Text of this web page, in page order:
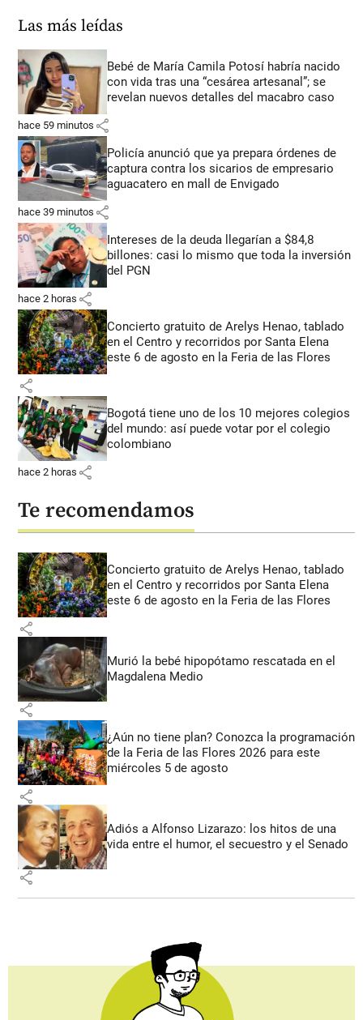
Las más leídas
Bebé de María Camila Potosí habría nacido
con vida tras una “cesárea artesanal”; se
revelan nuevos detalles del macabro caso
hace 59 minutos share
Policía anunció que ya prepara órdenes de
captura contra los sicarios de empresario
aguacatero en mall de Envigado
hace 39 minutos share
Intereses de la deuda llegarían a $84,8
billones: casi lo mismo que toda la inversión
del PGN
hace 2 horas share
Concierto gratuito de Arelys Henao, tablado
en el Centro y recorridos por Santa Elena
este 6 de agosto en la Feria de las Flores
share
Bogotá tiene uno de los 10 mejores colegios
del mundo: así puede votar por el colegio
colombiano
hace 2 horas share
Te recomendamos
Concierto gratuito de Arelys Henao, tablado
en el Centro y recorridos por Santa Elena
este 6 de agosto en la Feria de las Flores
share
Murió la bebé hipopótamo rescatada en el
Magdalena Medio
share
¿Aún no tiene plan? Conozca la programación
de la Feria de las Flores 2026 para este
miércoles 5 de agosto
share
Adiós a Alfonso Lizarazo: los hitos de una
vida entre el humor, el secuestro y el Senado
share